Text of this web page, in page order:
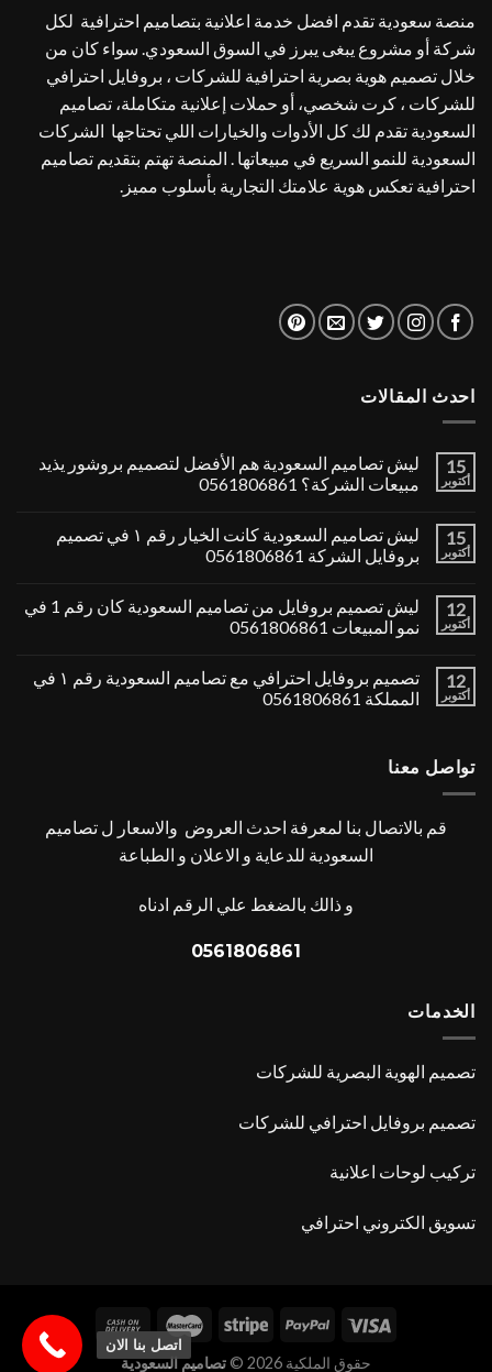
منصة سعودية تقدم افضل خدمة اعلانية بتصاميم احترافية لكل
شركة أو مشروع يبغى يبرز في السوق السعودي. سواء كان من
خلال تصميم هوية بصرية احترافية للشركات ، بروفايل احترافي
للشركات ، كرت شخصي، أو حملات إعلانية متكاملة، تصاميم
السعودية تقدم لك كل الأدوات والخيارات اللي تحتاجها الشركات
السعودية للنمو السريع في مبيعاتها . المنصة تهتم بتقديم تصاميم
احترافية تعكس هوية علامتك التجارية بأسلوب مميز.
احدث المقالات
15
أكتوبر
ليش تصاميم السعودية هم الأفضل لتصميم بروشور يذيد
مبيعات الشركة؟ 0561806861
15
أكتوبر
ليش تصاميم السعودية كانت الخيار رقم ١ في تصميم
بروفايل الشركة 0561806861
12
أكتوبر
ليش تصميم بروفايل من تصاميم السعودية كان رقم 1 في
نمو المبيعات 0561806861
12
أكتوبر
تصميم بروفايل احترافي مع تصاميم السعودية رقم ١ في
المملكة 0561806861
تواصل معنا
قم بالاتصال بنا لمعرفة احدث العروض والاسعار ل تصاميم
السعودية للدعاية و الاعلان و الطباعة
و ذالك بالضغط علي الرقم ادناه
0561806861
الخدمات
تصميم الهوية البصرية للشركات
تصميم بروفايل احترافي للشركات
تركيب لوحات اعلانية
تسويق الكتروني احترافي
حقوق الملكية 2026 © تصاميم السعودية
اتصل بنا الان